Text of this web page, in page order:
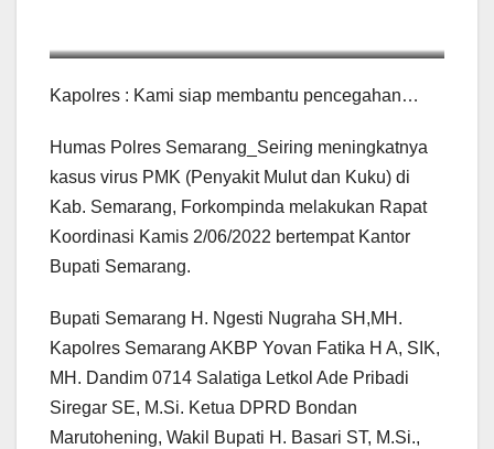
virus PMK
Kapolres : Kami siap membantu pencegahan…
Humas Polres Semarang_Seiring meningkatnya
kasus virus PMK (Penyakit Mulut dan Kuku) di
Kab. Semarang, Forkompinda melakukan Rapat
Koordinasi Kamis 2/06/2022 bertempat Kantor
Bupati Semarang.
Bupati Semarang H. Ngesti Nugraha SH,MH.
Kapolres Semarang AKBP Yovan Fatika H A, SIK,
MH. Dandim 0714 Salatiga Letkol Ade Pribadi
Siregar SE, M.Si. Ketua DPRD Bondan
Marutohening, Wakil Bupati H. Basari ST, M.Si.,